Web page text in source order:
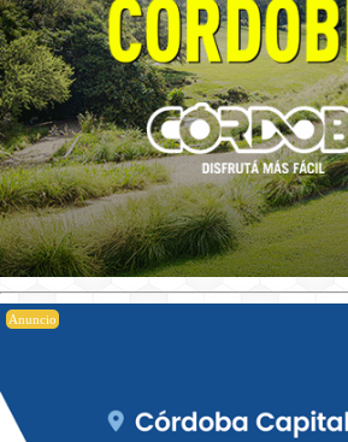
Anuncio